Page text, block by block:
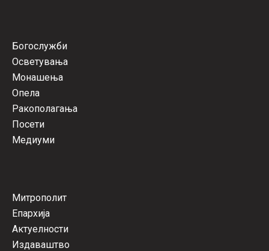
Богослужби
Осветувања
Монашења
Опела
Ракополагања
Посети
Медиуми
Митрополит
Епархија
Актуелности
Издаваштво